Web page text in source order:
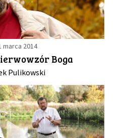
marca 2014
Boga
Pulikowski